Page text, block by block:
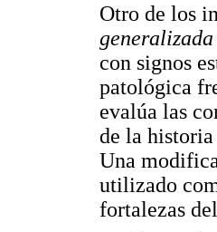
Otro de los
con signos
patológica
evalúa las
de la
Una
utilizado
fortalezas